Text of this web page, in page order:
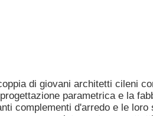
di giovani architetti cileni
parametrica e la
complementi d'arredo e le loro